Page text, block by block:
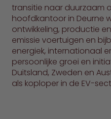
transitie naar duurzaam
hoofdkantoor in Deurne
ontwikkeling, productie
emissie voertuigen en
energiek, internationaal
persoonlijke groei en
Duitsland, Zweden en
als koploper in de EV-